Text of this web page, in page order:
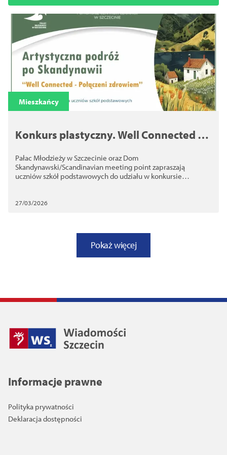
Mieszkańcy
Konkurs plastyczny. Well Connected –
Pałac Młodzieży w Szczecinie oraz Dom
Skandynawski/Scandinavian meeting point zapraszają
uczniów szkół podstawowych do udziału w konkursie
27/03/2026
Pokaż więcej
Informacje prawne
Polityka prywatności
Deklaracja dostępności